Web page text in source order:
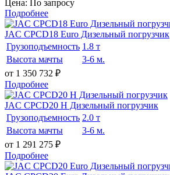
Цена: По запросу
Подробнее
JAC CPCD18 Euro Дизельный погрузчик
Грузоподъемность 1.8 т
Высота мачты
3-6 м.
от 1 350 732 ₽
Подробнее
JAC CPCD20 H Дизельный погрузчик
Грузоподъемность 2.0 т
Высота мачты
3-6 м.
от 1 291 275 ₽
Подробнее